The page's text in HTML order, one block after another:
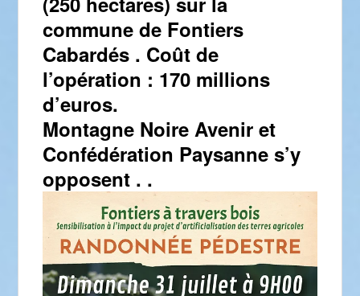
commune de Fontiers
Cabardés . Coût de
l’opération : 170 millions
d’euros.
Montagne Noire Avenir et
Confédération Paysanne s’y
opposent . .